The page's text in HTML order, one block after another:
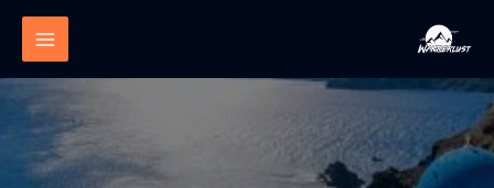
إلى